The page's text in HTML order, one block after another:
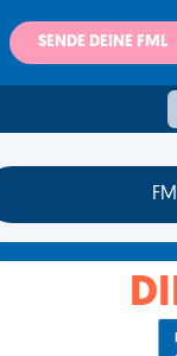
SENDE DEINE FML